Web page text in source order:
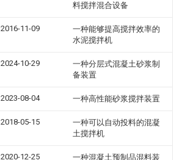
料搅拌混合设备
2016-11-09
一种能够提高搅拌效率的
水泥搅拌机
2024-10-29
一种分层式混凝土砂浆制
备装置
2023-08-04 一种高性能砂浆搅拌装置
2018-05-15
一种可以自动投料的混凝
土搅拌机
2020-12-25
一种混凝土预制品混料装